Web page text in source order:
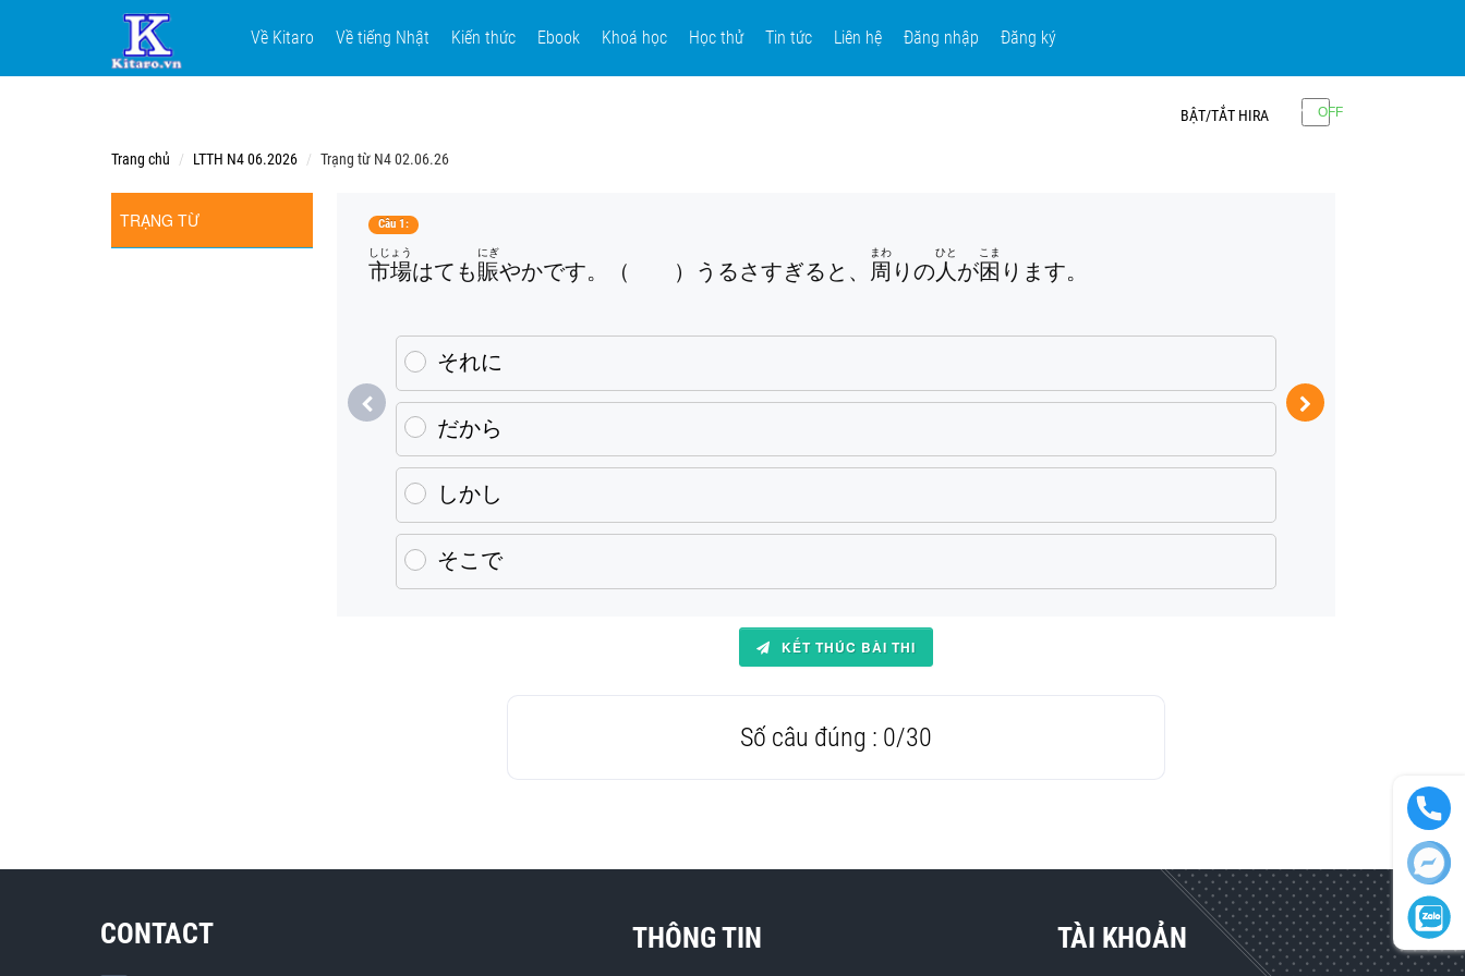
Về Kitaro Về tiếng Nhật Kiến thức Ebook Khoá học Học thử Tin tức Liên hệ Đăng nhập Đăng ký
BẬT/TẮT HIRA
Trang chủ LTTH N4 06.2026 Trạng từ N4 02.06.26
TRẠNG TỪ Câu 1:
市場
しじょう
はても賑
にぎ
やかです。（ ）うるさすぎると、 周
まわ
りの人
ひと
が困
こま
ります。
それに
だから
しかし
そこで
KẾT THÚC BÀI THI
Số câu đúng : 0/30
CONTACT THÔNG TIN TÀI KHOẢN